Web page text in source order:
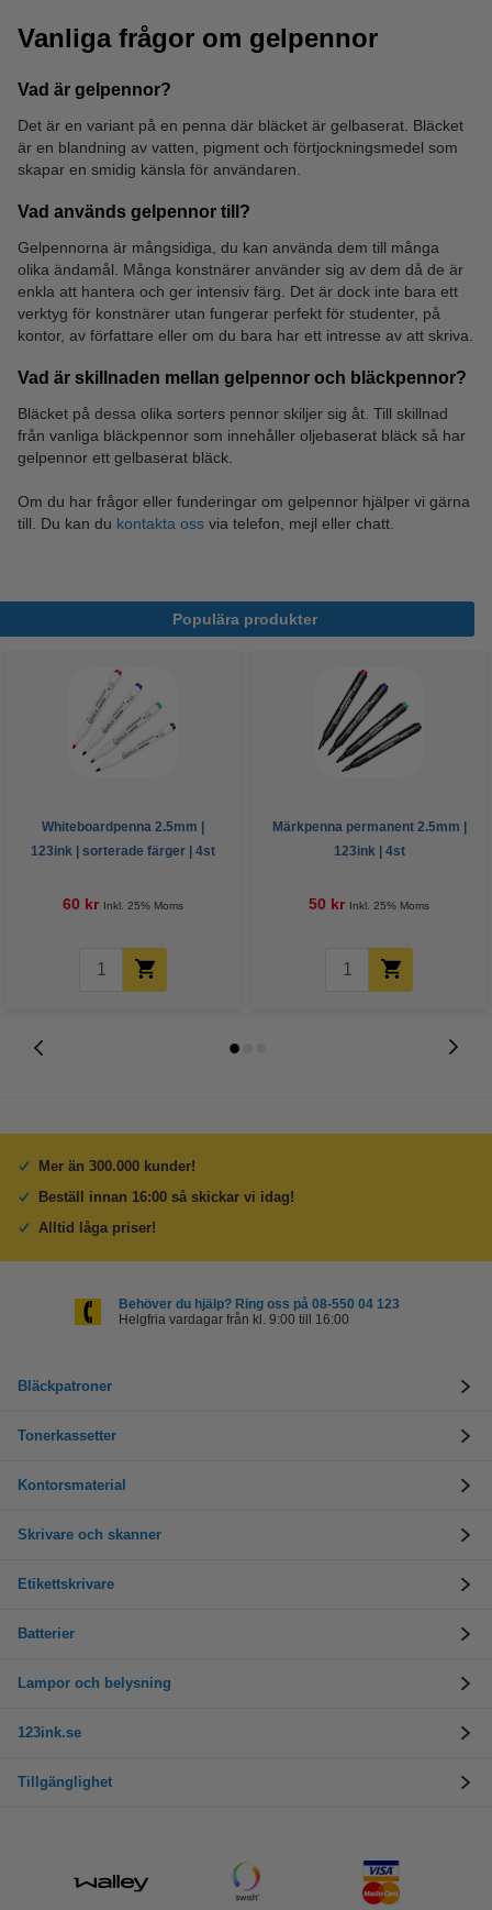
Kritor
Vanliga frågor om gelpennor
Vad är gelpennor?
Det är en variant på en penna där bläcket är gelbaserat. Bläcket
är en blandning av vatten, pigment och förtjockningsmedel som
skapar en smidig känsla för användaren.
Vad används gelpennor till?
Gelpennorna är mångsidiga, du kan använda dem till många
olika ändamål. Många konstnärer använder sig av dem då de är
enkla att hantera och ger intensiv färg. Det är dock inte bara ett
verktyg för konstnärer utan fungerar perfekt för studenter, på
kontor, av författare eller om du bara har ett intresse av att skriva.
Vad är skillnaden mellan gelpennor och bläckpennor?
Bläcket på dessa olika sorters pennor skiljer sig åt. Till skillnad
från vanliga bläckpennor som innehåller oljebaserat bläck så har
gelpennor ett gelbaserat bläck.
Om du har frågor eller funderingar om gelpennor hjälper vi gärna
till. Du kan du kontakta oss via telefon, mejl eller chatt.
Populära produkter
Whiteboardpenna 2.5mm |
123ink | sorterade färger | 4st
60 kr Inkl. 25% Moms
Märkpenna permanent 2.5mm |
123ink | 4st
50 kr Inkl. 25% Moms
Mer än 300.000 kunder!
Beställ innan 16:00 så skickar vi idag!
Alltid låga priser!
Behöver du hjälp? Ring oss på 08-550 04 123
Helgfria vardagar från kl. 9:00 till 16:00
Bläckpatroner
Tonerkassetter
Kontorsmaterial
Skrivare och skanner
Etikettskrivare
Batterier
Lampor och belysning
123ink.se
Tillgänglighet